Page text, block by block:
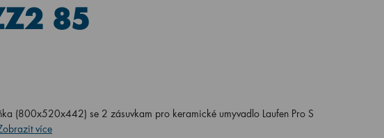
85
(800x520x442) se 2 zásuvkam pro keramické umyvadlo Laufen Pro S
více